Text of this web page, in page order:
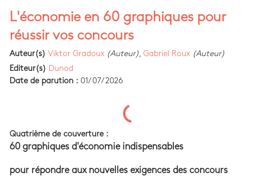
L'économie en 60 graphiques pour
réussir vos concours
Auteur(s) Viktor Gradoux (Auteur) Gabriel Roux (Auteur)
Editeur(s)
Dunod
Date de parution : 01/07/2026
Quatrième de couverture :
60 graphiques d'économie indispensables
pour répondre aux nouvelles exigences des concours